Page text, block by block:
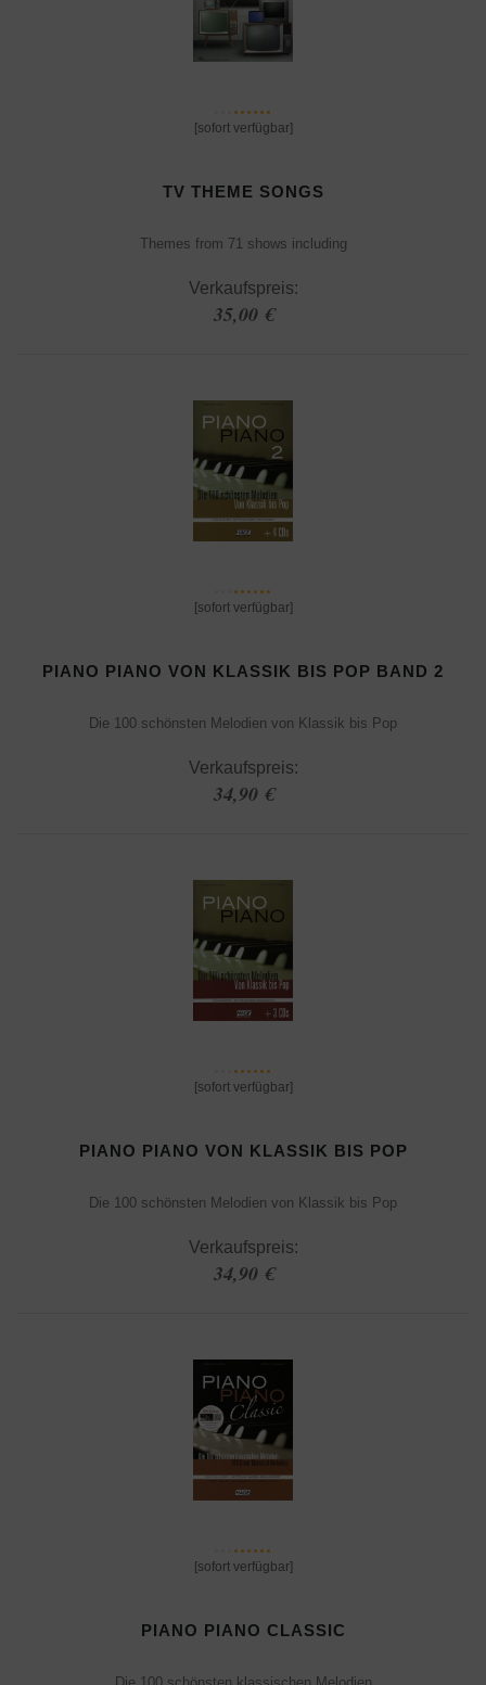
[sofort verfügbar]
TV THEME SONGS
Themes from 71 shows including
Verkaufspreis:
35,00 €
[sofort verfügbar]
PIANO PIANO VON KLASSIK BIS POP BAND 2
Die 100 schönsten Melodien von Klassik bis Pop
Verkaufspreis:
34,90 €
[sofort verfügbar]
PIANO PIANO VON KLASSIK BIS POP
Die 100 schönsten Melodien von Klassik bis Pop
Verkaufspreis:
34,90 €
[sofort verfügbar]
PIANO PIANO CLASSIC